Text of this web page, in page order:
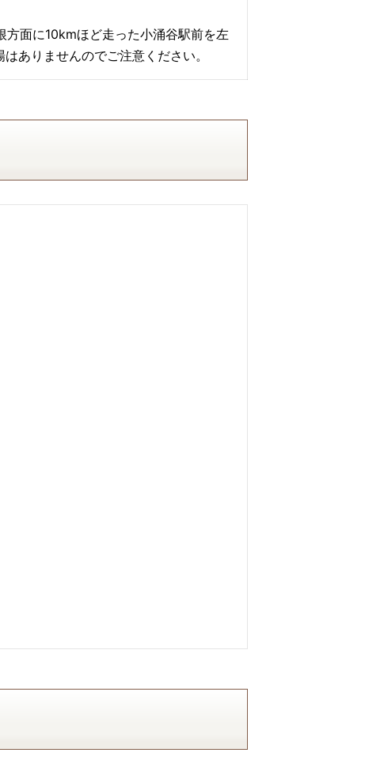
方面に10kmほど走った小涌谷駅前を左
ありませんのでご注意ください。